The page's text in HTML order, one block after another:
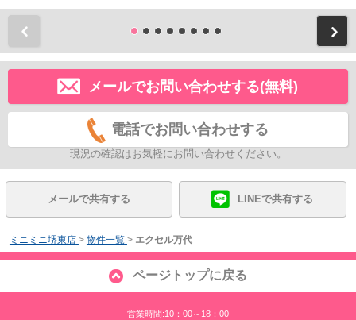
メールでお問い合わせする(無料)
電話でお問い合わせする
現況の確認はお気軽にお問い合わせください。
メールで共有する LINEで共有する
ミニミニ堺東店 > 物件一覧 > エクセル万代
ページトップに戻る
営業時間:10：00～18：00